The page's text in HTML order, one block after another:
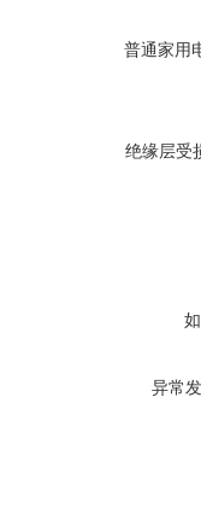
普通家用
绝缘层受
异常